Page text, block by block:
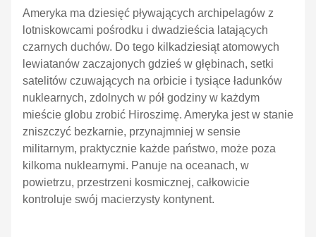
Ameryka ma dziesięć pływających archipelagów z
lotniskowcami pośrodku i dwadzieścia latających
czarnych duchów. Do tego kilkadziesiąt atomowych
lewiatanów zaczajonych gdzieś w głębinach, setki
satelitów czuwających na orbicie i tysiące ładunków
nuklearnych, zdolnych w pół godziny w każdym
mieście globu zrobić Hiroszimę. Ameryka jest w stanie
zniszczyć bezkarnie, przynajmniej w sensie
militarnym, praktycznie każde państwo, może poza
kilkoma nuklearnymi. Panuje na oceanach, w
powietrzu, przestrzeni kosmicznej, całkowicie
kontroluje swój macierzysty kontynent.